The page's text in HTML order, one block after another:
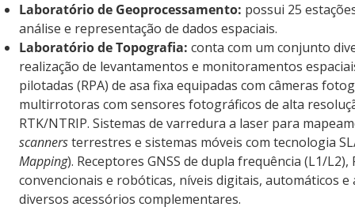
Laboratório de Geoprocessamento: possui 25
análise e representação de dados espaciais.
Laboratório de Topografia: conta com um conjunto
realização de levantamentos e monitoramentos
pilotadas (RPA) de asa fixa equipadas com câmeras
multirrotoras com sensores fotográficos de alta
RTK/NTRIP. Sistemas de varredura a laser para
scannersterrestres e sistemas móveis com tecnologia
Mapping). Receptores GNSS de dupla frequência (L1/
convencionais e robóticas, níveis digitais, automáticos
diversos acessórios complementares.